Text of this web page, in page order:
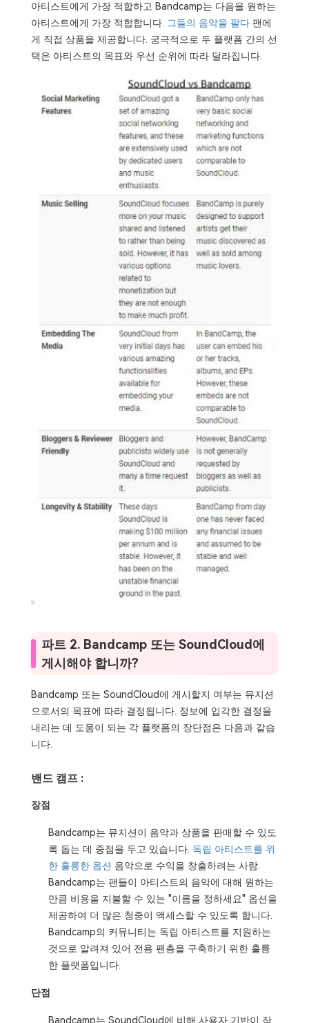
아티스트에게 가장 적합하고 Bandcamp는 다음을 원하는
아티스트에게 가장 적합합니다. 그들의 음악을 팔다팬에
게 직접 상품을 제공합니다. 궁극적으로 두 플랫폼 간의 선
택은 아티스트의 목표와 우선 순위에 따라 달라집니다.
파트 2. Bandcamp 또는 SoundCloud에
게시해야 합니까?
Bandcamp 또는 SoundCloud에 게시할지 여부는 뮤지션
으로서의 목표에 따라 결정됩니다. 정보에 입각한 결정을
내리는 데 도움이 되는 각 플랫폼의 장단점은 다음과 같습
니다.
밴드 캠프 :
장점
Bandcamp는 뮤지션이 음악과 상품을 판매할 수 있도
록 돕는 데 중점을 두고 있습니다. 독립 아티스트를 위
한 훌륭한 옵션 음악으로 수익을 창출하려는 사람.
Bandcamp는 팬들이 아티스트의 음악에 대해 원하는
만큼 비용을 지불할 수 있는 "이름을 정하세요" 옵션을
제공하여 더 많은 청중이 액세스할 수 있도록 합니다.
Bandcamp의 커뮤니티는 독립 아티스트를 지원하는
것으로 알려져 있어 전용 팬층을 구축하기 위한 훌륭
한 플랫폼입니다.
단점
Bandcamp는 SoundCloud에 비해 사용자 기반이 작